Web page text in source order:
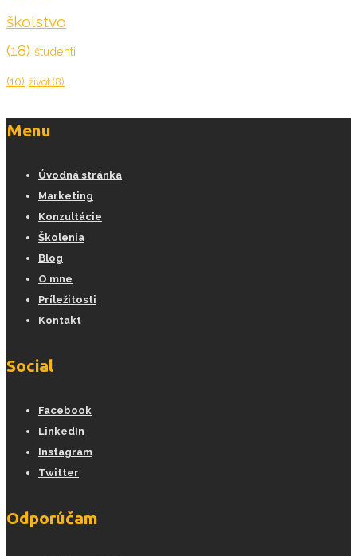
školstvo
(18) študenti
(10) život (8)
Menu
Úvodná stránka
Marketing
Konzultácie
Školenia
Blog
O mne
Príležitosti
Kontakt
Social
Facebook
LinkedIn
Instagram
Twitter
Odporúčam